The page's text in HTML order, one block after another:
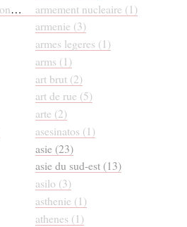
armement non conventionnel (1)
armement nucleaire (1)
armenie (3)
armes legeres (1)
arms (1)
art brut (2)
art de rue (5)
arte (2)
asesinatos (1)
asie (23)
asie du sud-est (13)
asilo (3)
asthenie (1)
athenes (1)